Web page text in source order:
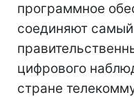
программное
соединяют
цифрового
стране